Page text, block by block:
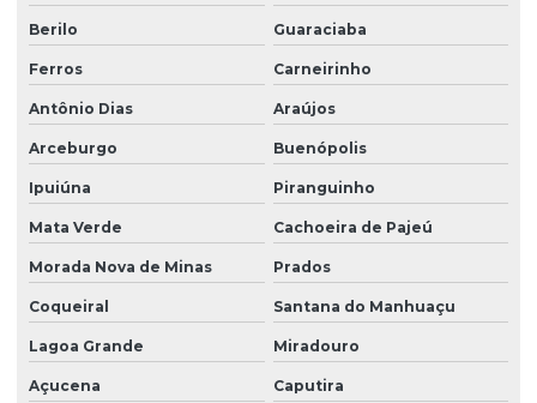
Berilo Guaraciaba
Ferros Carneirinho
Antônio Dias Araújos
Arceburgo Buenópolis
Ipuiúna Piranguinho
Mata Verde Cachoeira de Pajeú
Morada Nova de Minas Prados
Coqueiral Santana do Manhuaçu
Lagoa Grande Miradouro
Açucena Caputira